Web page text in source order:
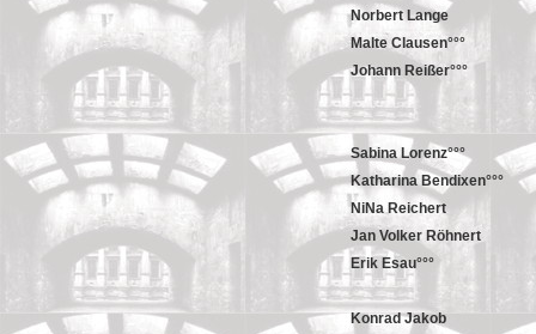
Norbert Lange
Malte Clausen°°°
Johann Reißer°°°
Sabina Lorenz°°°
Katharina Bendixen°°°
NiNa Reichert
Jan Volker Röhnert
Erik Esau°°°
Konrad Jakob